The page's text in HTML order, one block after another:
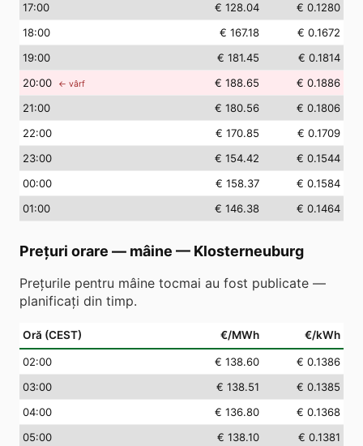
17:00 € 128.04
€ 0.1280
18:00 € 167.18
€ 0.1672
19:00 € 181.45
€ 0.1814
20:00 ← vârf € 188.65
€ 0.1886
21:00 € 180.56
€ 0.1806
22:00 € 170.85
€ 0.1709
23:00 € 154.42
€ 0.1544
00:00 € 158.37
€ 0.1584
01:00 € 146.38 € 0.1464
Prețuri orare — mâine — Klosterneuburg
Prețurile pentru mâine tocmai au fost publicate —
planificați din timp.
Oră (CEST) €/MWh €/kWh
02:00 € 138.60
€ 0.1386
03:00 € 138.51
€ 0.1385
04:00 € 136.80
€ 0.1368
05:00 € 138.10
€ 0.1381